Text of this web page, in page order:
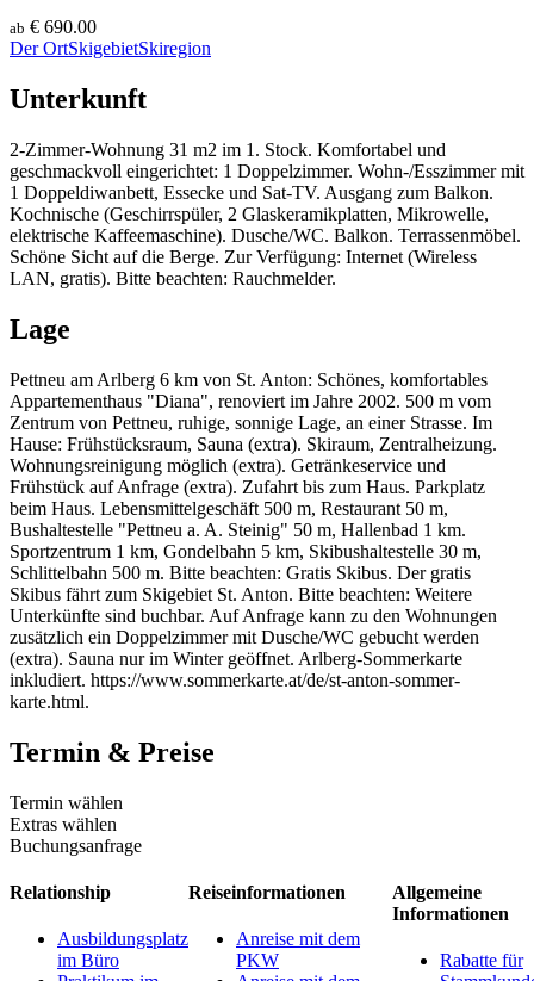
ab € 690.00
Der OrtSkigebietSkiregion
Unterkunft
2-Zimmer-Wohnung 31 m2 im 1. Stock. Komfortabel und
geschmackvoll eingerichtet: 1 Doppelzimmer. Wohn-/Esszimmer mit
1 Doppeldiwanbett, Essecke und Sat-TV. Ausgang zum Balkon.
Kochnische (Geschirrspüler, 2 Glaskeramikplatten, Mikrowelle,
elektrische Kaffeemaschine). Dusche/WC. Balkon. Terrassenmöbel.
Schöne Sicht auf die Berge. Zur Verfügung: Internet (Wireless
LAN, gratis). Bitte beachten: Rauchmelder.
Lage
Pettneu am Arlberg 6 km von St. Anton: Schönes, komfortables
Appartementhaus "Diana", renoviert im Jahre 2002. 500 m vom
Zentrum von Pettneu, ruhige, sonnige Lage, an einer Strasse. Im
Hause: Frühstücksraum, Sauna (extra). Skiraum, Zentralheizung.
Wohnungsreinigung möglich (extra). Getränkeservice und
Frühstück auf Anfrage (extra). Zufahrt bis zum Haus. Parkplatz
beim Haus. Lebensmittelgeschäft 500 m, Restaurant 50 m,
Bushaltestelle "Pettneu a. A. Steinig" 50 m, Hallenbad 1 km.
Sportzentrum 1 km, Gondelbahn 5 km, Skibushaltestelle 30 m,
Schlittelbahn 500 m. Bitte beachten: Gratis Skibus. Der gratis
Skibus fährt zum Skigebiet St. Anton. Bitte beachten: Weitere
Unterkünfte sind buchbar. Auf Anfrage kann zu den Wohnungen
zusätzlich ein Doppelzimmer mit Dusche/WC gebucht werden
(extra). Sauna nur im Winter geöffnet. Arlberg-Sommerkarte
inkludiert. https://www.sommerkarte.at/de/st-anton-sommer-
karte.html.
Termin & Preise
Termin wählen
Extras wählen
Buchungsanfrage
Relationship
Ausbildungsplatz
im Büro
Reiseinformationen
Anreise mit dem
PKW
Allgemeine
Informationen
Rabatte für